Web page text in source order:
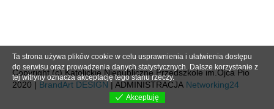
Copyright (c) Katolickie Niepubliczne Przedszkole im.Ojca Pio
2020 | BrandArt DESIGN | ADMINISTRACJA Networking24
Ta strona używa plików cookie w celu usprawnienia i ułatwienia dostępu
do serwisu oraz prowadzenia danych statystycznych. Dalsze korzystanie z
tej witryny oznacza akceptację tego stanu rzeczy.
Akceptuję